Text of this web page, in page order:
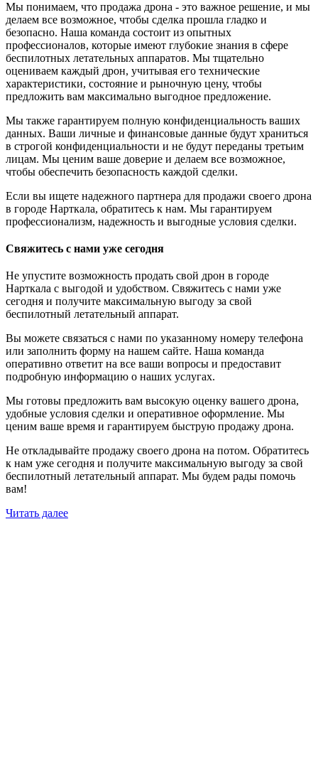
Мы понимаем, что продажа дрона - это важное решение, и мы
делаем все возможное, чтобы сделка прошла гладко и
безопасно. Наша команда состоит из опытных
профессионалов, которые имеют глубокие знания в сфере
беспилотных летательных аппаратов. Мы тщательно
оцениваем каждый дрон, учитывая его технические
характеристики, состояние и рыночную цену, чтобы
предложить вам максимально выгодное предложение.
Мы также гарантируем полную конфиденциальность ваших
данных. Ваши личные и финансовые данные будут храниться
в строгой конфиденциальности и не будут переданы третьим
лицам. Мы ценим ваше доверие и делаем все возможное,
чтобы обеспечить безопасность каждой сделки.
Если вы ищете надежного партнера для продажи своего дрона
в городе Нарткала, обратитесь к нам. Мы гарантируем
профессионализм, надежность и выгодные условия сделки.
Свяжитесь с нами уже сегодня
Не упустите возможность продать свой дрон в городе
Нарткала с выгодой и удобством. Свяжитесь с нами уже
сегодня и получите максимальную выгоду за свой
беспилотный летательный аппарат.
Вы можете связаться с нами по указанному номеру телефона
или заполнить форму на нашем сайте. Наша команда
оперативно ответит на все ваши вопросы и предоставит
подробную информацию о наших услугах.
Мы готовы предложить вам высокую оценку вашего дрона,
удобные условия сделки и оперативное оформление. Мы
ценим ваше время и гарантируем быструю продажу дрона.
Не откладывайте продажу своего дрона на потом. Обратитесь
к нам уже сегодня и получите максимальную выгоду за свой
беспилотный летательный аппарат. Мы будем рады помочь
вам!
Читать далее